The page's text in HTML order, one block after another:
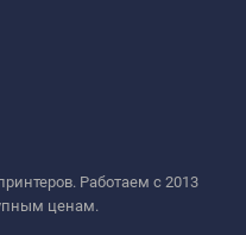
Работаем с 2013
ценам.